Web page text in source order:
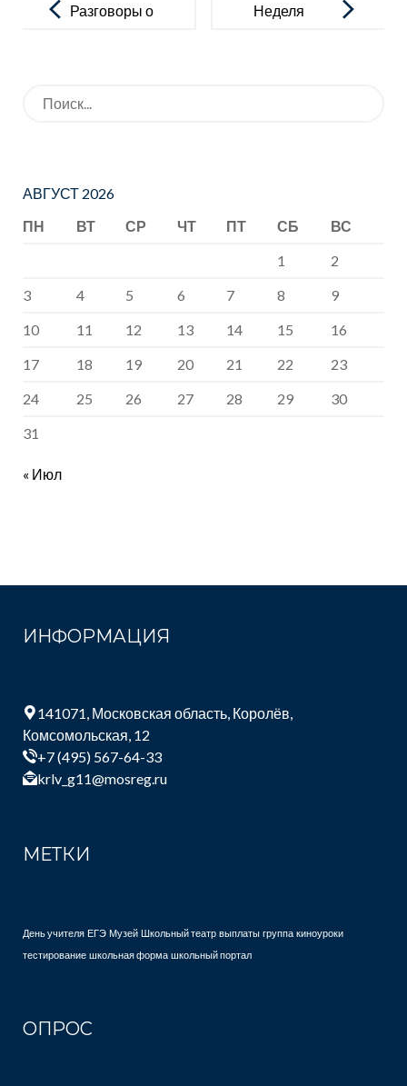
записям
Разговоры о
Неделя
Искать:
АВГУСТ 2026
ПН
ВТ СР ЧТ ПТ СБ
ВС
1
2
3
4 5 6 7 8
9
10
11 12 13 14 15
16
17
18 19 20 21 22
23
24
25 26 27 28 29
30
31
« Июл
ИНФОРМАЦИЯ
141071, Московская область, Королёв,
Комсомольская, 12
+7 (495) 567-64-33
krlv_g11@mosreg.ru
МЕТКИ
День учителя ЕГЭ Музей Школьный театр выплаты группа киноуроки
тестирование школьная форма школьный портал
ОПРОС